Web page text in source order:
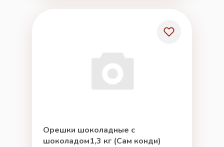
Орешки шоколадные с
шоколадом1,3 кг (Сам конди)